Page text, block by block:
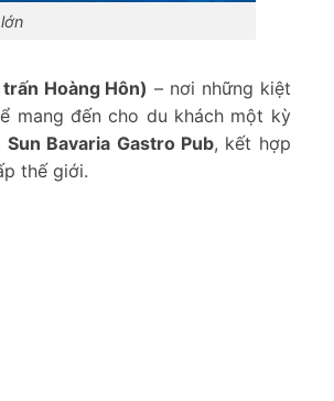
Hoàng Hôn) – nơi những kiệt
mang đến cho du khách một kỳ
Sun Bavaria Gastro Pub, kết hợp
thế giới.